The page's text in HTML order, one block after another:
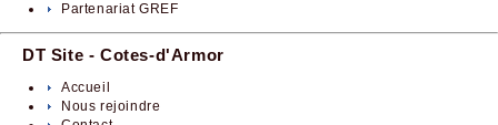
Partenariat GREF
DT Site - Cotes-d'Armor
Accueil
Nous rejoindre